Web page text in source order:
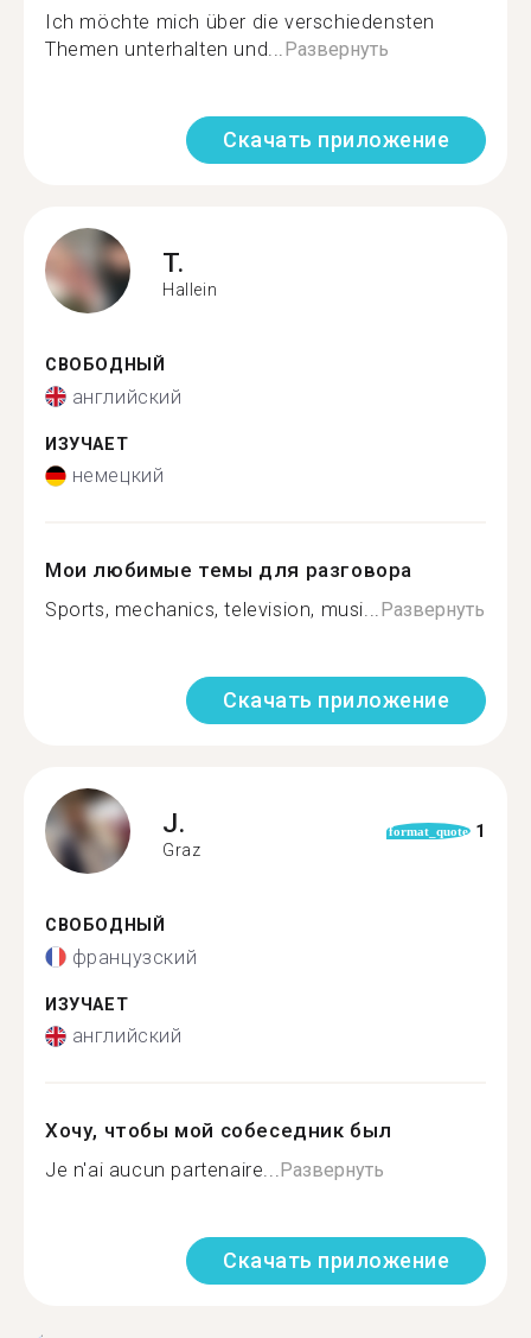
Ich möchte mich über die verschiedensten
Themen unterhalten und...Развернуть
Скачать приложение
T.
Hallein
СВОБОДНЫЙ
английский
ИЗУЧАЕТ
немецкий
Мои любимые темы для разговора
Sports, mechanics, television, musi...Развернуть
Скачать приложение
J.
Graz
format_quote 1
СВОБОДНЫЙ
французский
ИЗУЧАЕТ
английский
Хочу, чтобы мой собеседник был
Je n'ai aucun partenaire...Развернуть
Скачать приложение